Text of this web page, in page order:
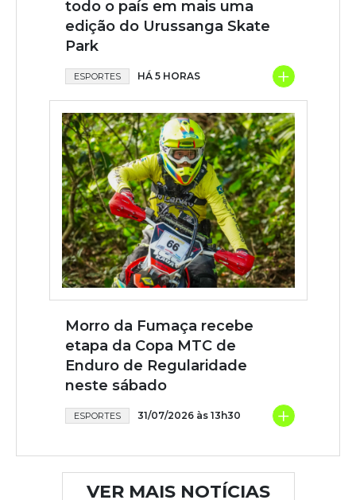
todo o país em mais uma
edição do Urussanga Skate
Park
ESPORTES HÁ 5 HORAS +
Morro da Fumaça recebe
etapa da Copa MTC de
Enduro de Regularidade
neste sábado
ESPORTES 31/07/2026 às 13h30 +
VER MAIS NOTÍCIAS